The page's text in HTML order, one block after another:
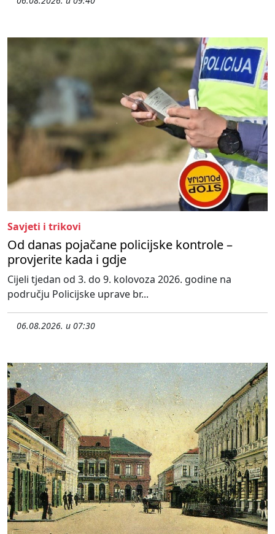
Savjeti i trikovi
Od danas pojačane policijske kontrole –
provjerite kada i gdje
Cijeli tjedan od 3. do 9. kolovoza 2026. godine na
području Policijske uprave br...
06.08.2026. u 07:30